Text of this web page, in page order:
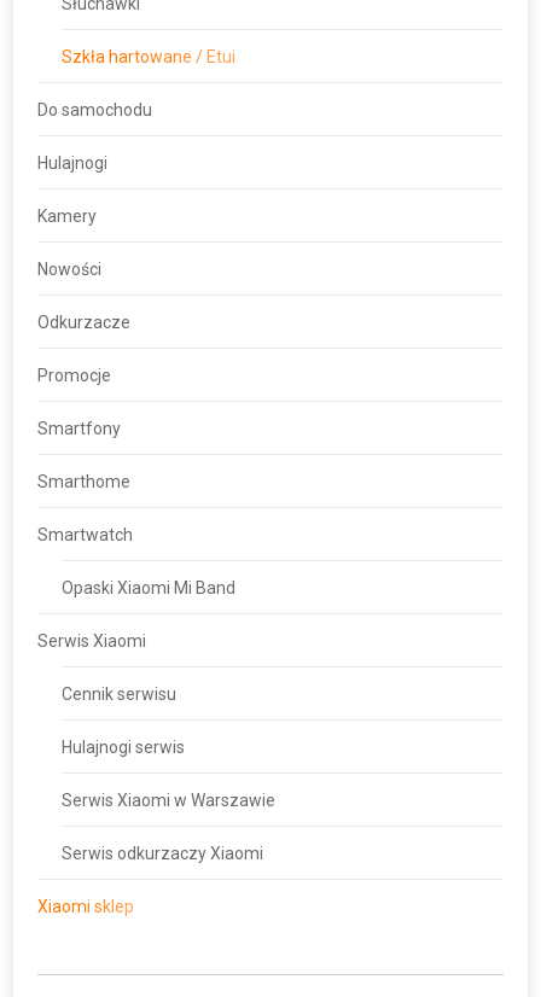
Szkła hartowane / Etui
Do samochodu
Hulajnogi
Kamery
Nowości
Odkurzacze
Promocje
Smartfony
Smarthome
Smartwatch
Opaski Xiaomi Mi Band
Serwis Xiaomi
Cennik serwisu
Hulajnogi serwis
Serwis Xiaomi w Warszawie
Serwis odkurzaczy Xiaomi
Xiaomi sklep